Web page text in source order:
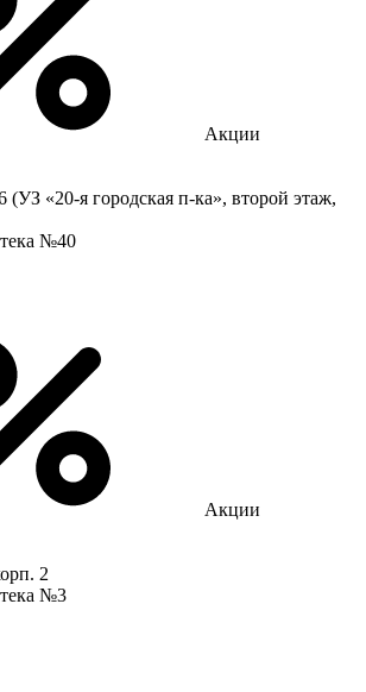
Акции
«20-я городская п-ка», второй этаж,
№40
Акции
2
№3